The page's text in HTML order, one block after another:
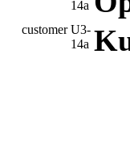
14a
customer U3-
14a